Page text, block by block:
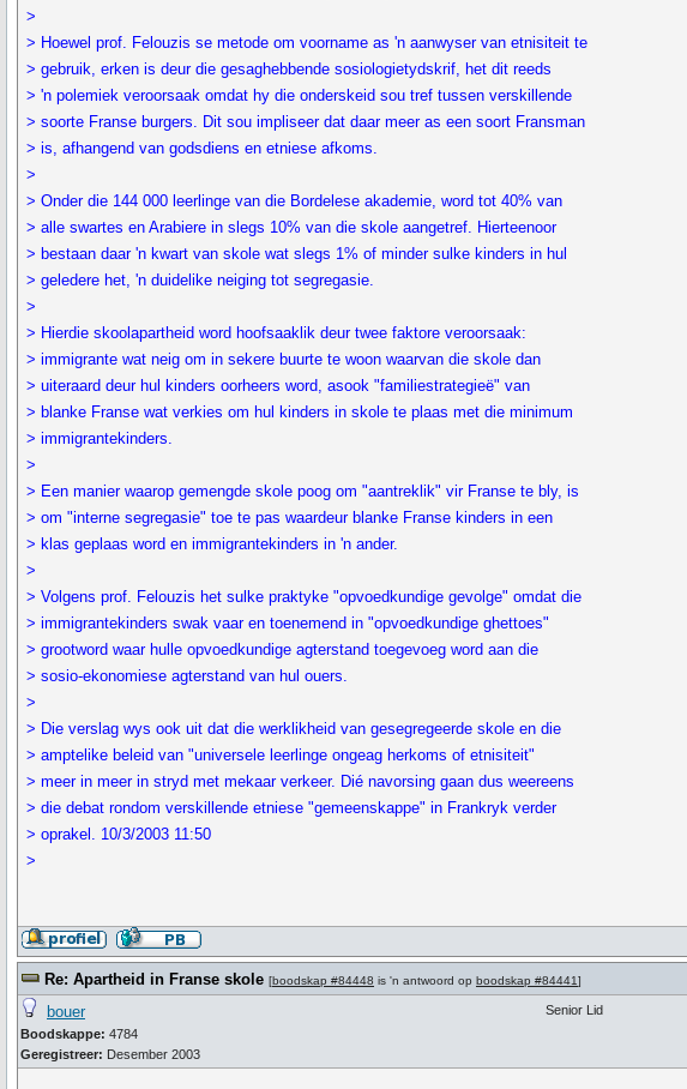
>
> Hoewel prof. Felouzis se metode om voorname as 'n aanwyser van etnisiteit te
> gebruik, erken is deur die gesaghebbende sosiologietydskrif, het dit reeds
> 'n polemiek veroorsaak omdat hy die onderskeid sou tref tussen verskillende
> soorte Franse burgers. Dit sou impliseer dat daar meer as een soort Fransman
> is, afhangend van godsdiens en etniese afkoms.
>
> Onder die 144 000 leerlinge van die Bordelese akademie, word tot 40% van
> alle swartes en Arabiere in slegs 10% van die skole aangetref. Hierteenoor
> bestaan daar 'n kwart van skole wat slegs 1% of minder sulke kinders in hul
> geledere het, 'n duidelike neiging tot segregasie.
>
> Hierdie skoolapartheid word hoofsaaklik deur twee faktore veroorsaak:
> immigrante wat neig om in sekere buurte te woon waarvan die skole dan
> uiteraard deur hul kinders oorheers word, asook "familiestrategieë" van
> blanke Franse wat verkies om hul kinders in skole te plaas met die minimum
> immigrantekinders.
>
> Een manier waarop gemengde skole poog om "aantreklik" vir Franse te bly, is
> om "interne segregasie" toe te pas waardeur blanke Franse kinders in een
> klas geplaas word en immigrantekinders in 'n ander.
>
> Volgens prof. Felouzis het sulke praktyke "opvoedkundige gevolge" omdat die
> immigrantekinders swak vaar en toenemend in "opvoedkundige ghettoes"
> grootword waar hulle opvoedkundige agterstand toegevoeg word aan die
> sosio-ekonomiese agterstand van hul ouers.
>
> Die verslag wys ook uit dat die werklikheid van gesegregeerde skole en die
> amptelike beleid van "universele leerlinge ongeag herkoms of etnisiteit"
> meer in meer in stryd met mekaar verkeer. Dié navorsing gaan dus weereens
> die debat rondom verskillende etniese "gemeenskappe" in Frankryk verder
> oprakel. 10/3/2003 11:50
>
Re: Apartheid in Franse skole [boodskap #84448 is 'n antwoord op boodskap #84441]
bouer
Boodskappe: 4784
Geregistreer: Desember 2003
Senior Lid